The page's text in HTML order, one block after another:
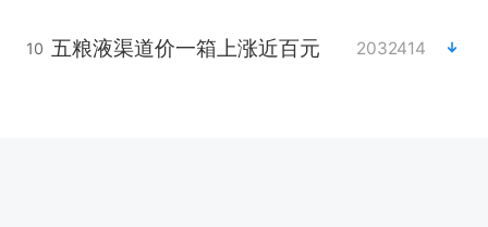
10 五粮液渠道价一箱上涨近百元 2032414